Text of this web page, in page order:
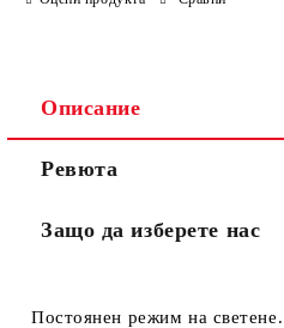
Описание
Ревюта
Защо да изберете нас
Постоянен режим на светене.